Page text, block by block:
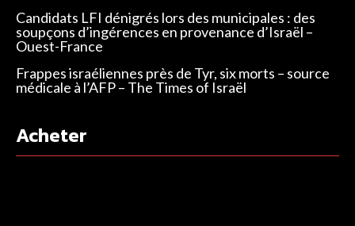
Candidats LFI dénigrés lors des municipales : des
soupçons d’ingérences en provenance d’Israël –
Ouest-France
Frappes israéliennes près de Tyr, six morts – source
médicale à l’AFP – The Times of Israël
Acheter